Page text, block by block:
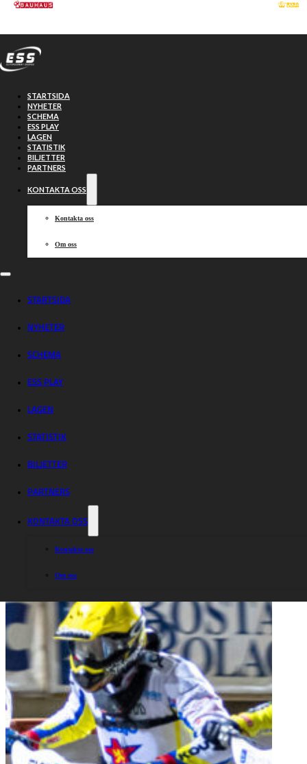
Hoppa till huvudinnehåll
STARTSIDA
NYHETER
SCHEMA
ESS PLAY
LAGEN
STATISTIK
BILJETTER
PARTNERS
KONTAKTA OSS
Kontakta oss
Om oss
STARTSIDA
NYHETER
SCHEMA
ESS PLAY
LAGEN
STATISTIK
BILJETTER
PARTNERS
KONTAKTA OSS
Kontakta oss
Om oss
Lahti vass i
Dackarnas
bortaseger